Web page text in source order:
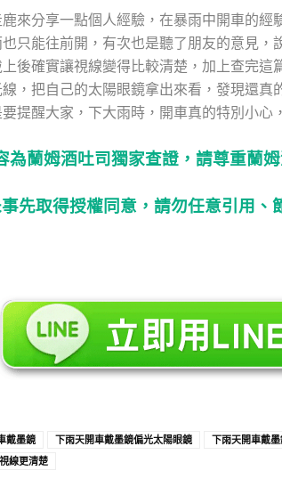
來分享一點個人經驗，在暴雨中開車的經
只能往前開，有次也是聽了朋友的意見，
後確實讓視線變得比較清楚，加上查完這
，把自己的太陽眼鏡拿出來看，發現還真
提醒大家，下大雨時，開車真的特別小心
為蘭姆酒吐司獨家查證，請尊重蘭
先取得授權同意，請勿任意引用、
戴墨鏡 下雨天開車戴墨鏡偏光太陽眼鏡
下雨天開車戴
線更清楚